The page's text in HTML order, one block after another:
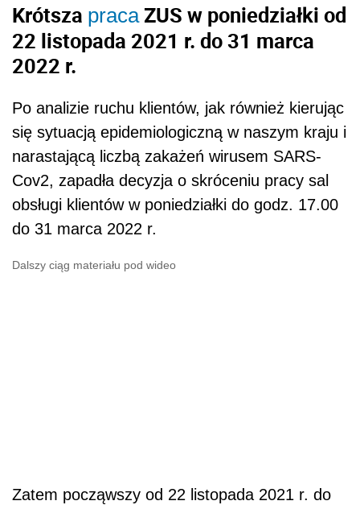
Krótsza pracaZUS w poniedziałki od
22 listopada 2021 r. do 31 marca
2022 r.
Po analizie ruchu klientów, jak również kierując
się sytuacją epidemiologiczną w naszym kraju i
narastającą liczbą zakażeń wirusem SARS-
Cov2, zapadła decyzja o skróceniu pracy sal
obsługi klientów w poniedziałki do godz. 17.00
do 31 marca 2022 r.
Dalszy ciąg materiału pod wideo
Zatem począwszy od 22 listopada 2021 r. do